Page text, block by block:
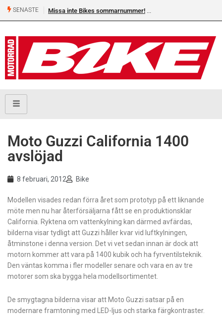
SENASTE Missa inte Bikes sommarnummer!
Moto Guzzi California 1400
avslöjad
8 februari, 2012 Bike
Modellen visades redan förra året som prototyp på ett liknande
möte men nu har återförsäljarna fått se en produktionsklar
California. Ryktena om vattenkylning kan därmed avfärdas,
bilderna visar tydligt att Guzzi håller kvar vid luftkylningen,
åtminstone i denna version. Det vi vet sedan innan är dock att
motorn kommer att vara på 1400 kubik och ha fyrventilsteknik.
Den väntas komma i fler modeller senare och vara en av tre
motorer som ska bygga hela modellsortimentet.
De smygtagna bilderna visar att Moto Guzzi satsar på en
modernare framtoning med LED-ljus och starka färgkontraster.